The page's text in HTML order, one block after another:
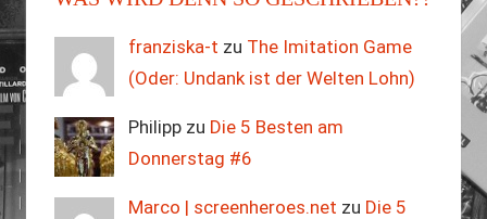
franziska-t zu The Imitation Game
(Oder: Undank ist der Welten Lohn)
Philipp zu Die 5 Besten am
Donnerstag #6
Marco | screenheroes.net zu Die 5